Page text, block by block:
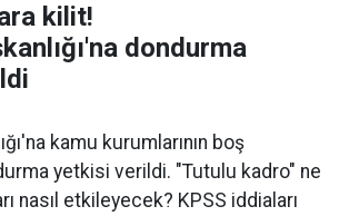
kilit!
dondurma
kamu kurumlarının boş
yetkisi verildi. "Tutulu kadro" ne
nasıl etkileyecek? KPSS iddiaları